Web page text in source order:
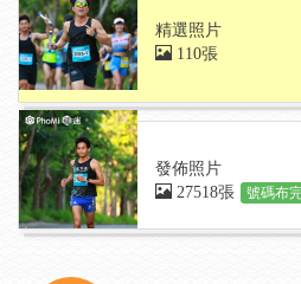
精選照片
110張
發佈照片
27518張
號碼布